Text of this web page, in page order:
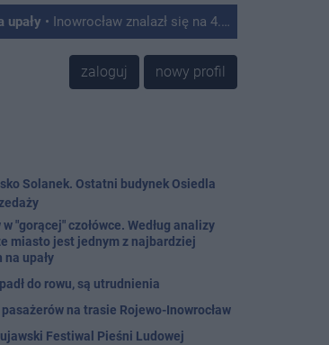
upały • Inowrocław znalazł się na 4. miejscu w Polsce w rankingu miast najbardziej podatnych na skutki upałów. Tak wynika z analizy przygotowanej przez Onet, który opracował autorski Indeks Podatności na Upały na podstawie danych satelitarnych, informacji o zabudowie, ilości zieleni oraz struktury mieszkańców.
zaloguj nowy profil
Solanek. Ostatni budynek Osiedla
w "gorącej" czołówce. Według analizy
miasto jest jednym z najbardziej
na upały
do rowu, są utrudnienia
na trasie Rojewo-Inowrocław
Festiwal Pieśni Ludowej